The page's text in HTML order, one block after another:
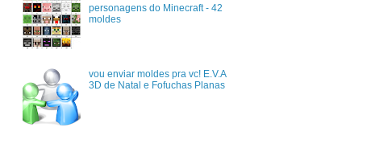
personagens do Minecraft - 42
moldes
vou enviar moldes pra vc! E.V.A
3D de Natal e Fofuchas Planas